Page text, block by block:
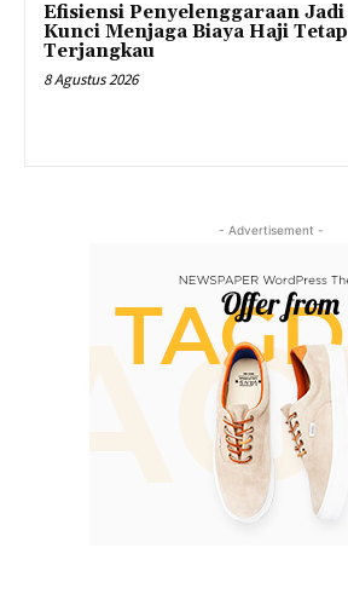
Efisiensi Penyelenggaraan Jadi
Kunci Menjaga Biaya Haji Tetap
Terjangkau
8 Agustus 2026
- Advertisement -